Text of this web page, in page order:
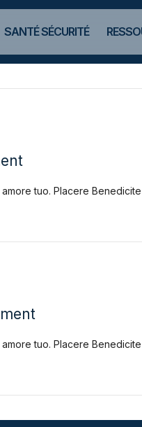
SANTÉ SÉCURITÉ
tuo. Placere
tuo. Placere